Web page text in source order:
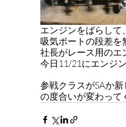
エンジンをばらして
吸気ポートの段差を
社長がレース用のエ
今日11/21にエンジ
参戦クラスがSAか
の度合いが変わって